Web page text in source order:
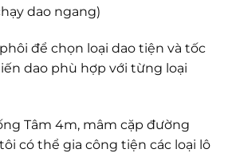
dao ngang)
để chọn loại dao tiện và tốc
dao phù hợp với từng loại
Tâm 4m, mâm cặp đường
có thể gia công tiện các loại lô